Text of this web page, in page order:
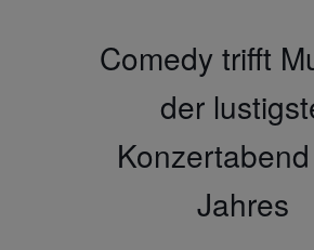
Comedy trifft
der
Jahres